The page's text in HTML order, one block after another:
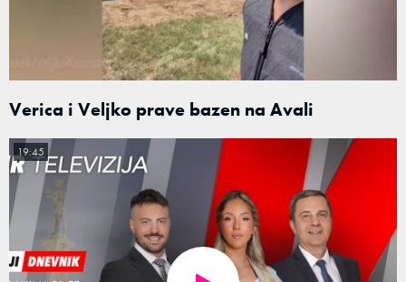
Verica i Veljko prave bazen na Avali
19:45